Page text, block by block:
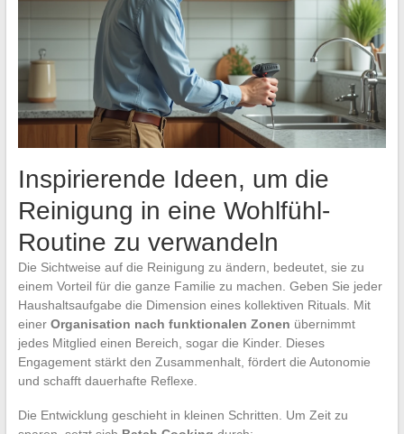
Inspirierende Ideen, um die
Reinigung in eine Wohlfühl-
Routine zu verwandeln
Die Sichtweise auf die Reinigung zu ändern, bedeutet, sie zu
einem Vorteil für die ganze Familie zu machen. Geben Sie jeder
Haushaltsaufgabe die Dimension eines kollektiven Rituals. Mit
einer Organisation nach funktionalen Zonen übernimmt
jedes Mitglied einen Bereich, sogar die Kinder. Dieses
Engagement stärkt den Zusammenhalt, fördert die Autonomie
und schafft dauerhafte Reflexe.
Die Entwicklung geschieht in kleinen Schritten. Um Zeit zu